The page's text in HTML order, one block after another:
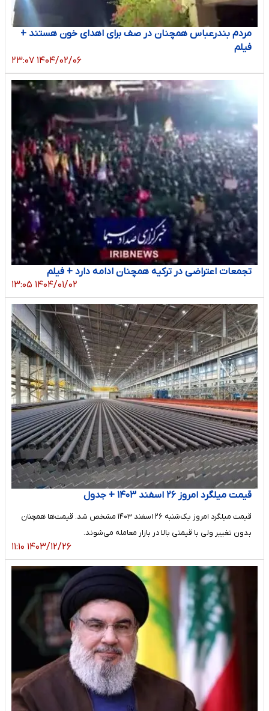
مردم بندرعباس همچنان در صف برای اهدای خون هستند +
فیلم
۱۴۰۴/۰۲/۰۶ ۲۳:۰۷
تجمعات اعتراضی در ترکیه همچنان ادامه دارد + فیلم
۱۴۰۴/۰۱/۰۲ ۱۳:۰۵
قیمت میلگرد امروز ۲۶ اسفند ۱۴۰۳ + جدول
قیمت میلگرد امروز ‌‌یک‌شنبه ۲۶ اسفند ۱۴۰۳ مشخص شد. قیمت‌ها همچنان
بدون تغییر ولی با قیمتی بالا در بازار معامله می‌شوند.
۱۴۰۳/۱۲/۲۶ ۱۱:۱۰